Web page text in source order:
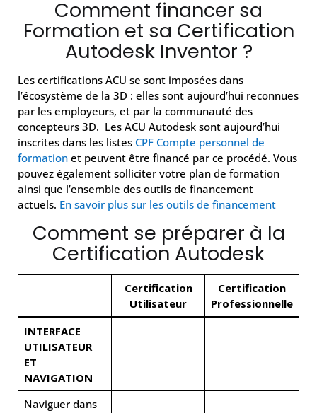
Comment financer sa
Formation et sa Certification
Autodesk Inventor ?
Les certifications ACU se sont imposées dans
l’écosystème de la 3D : elles sont aujourd’hui reconnues
par les employeurs, et par la communauté des
concepteurs 3D. Les ACU Autodesk sont aujourd’hui
inscrites dans les listes CPF Compte personnel de
formation et peuvent être financé par ce procédé. Vous
pouvez également solliciter votre plan de formation
ainsi que l’ensemble des outils de financement
actuels. En savoir plus sur les outils de financement
Comment se préparer à la
Certification Autodesk
Certification
Utilisateur
Certification
Professionnelle
INTERFACE
UTILISATEUR
ET
NAVIGATION
Naviguer dans